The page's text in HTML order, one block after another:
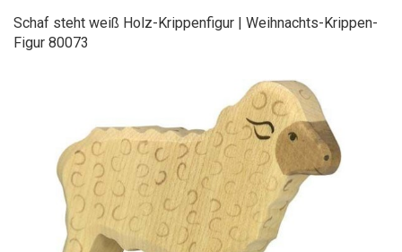
Schaf steht weiß Holz-Krippenfigur | Weihnachts-Krippen-
Figur 80073